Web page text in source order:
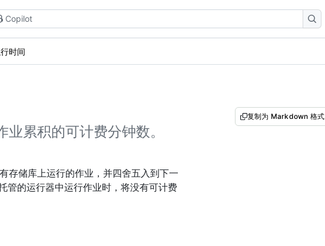
Copilot
时间
累积的可计费分钟数。
复制为 Markdown 格式
存储库上运行的作业，并四舍五入到下一
的运行器中运行作业时，将没有可计费